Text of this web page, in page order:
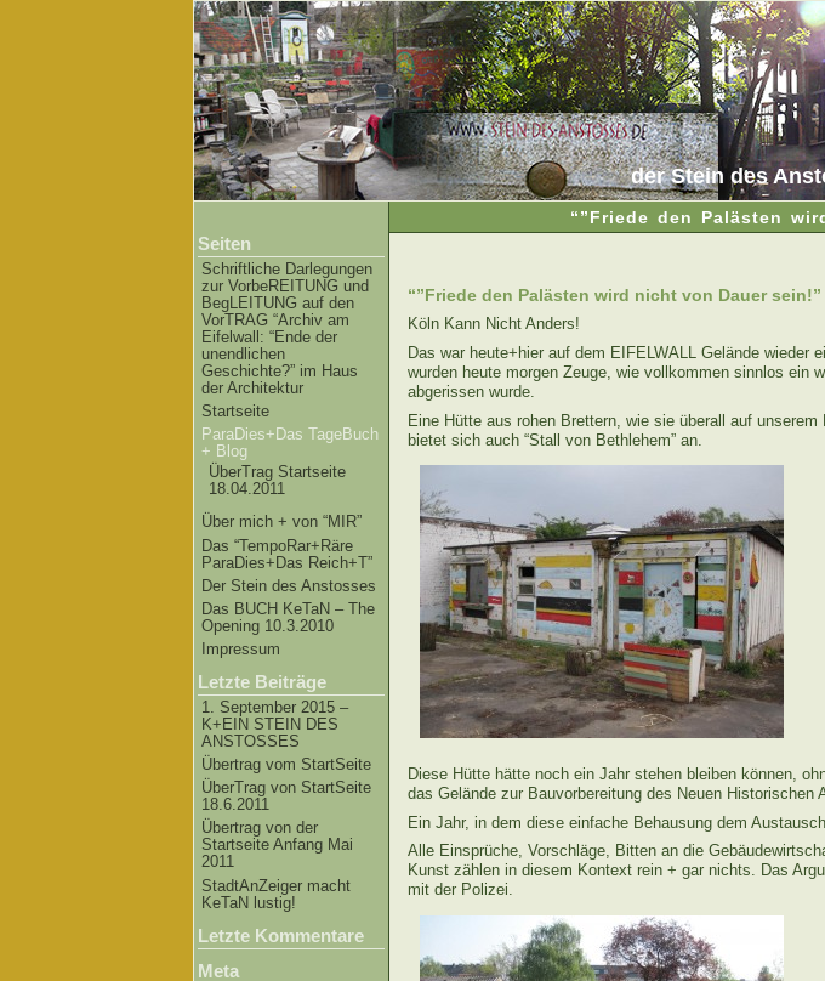
der Stein des
“”Friede den Palästen
Seiten
Schriftliche Darlegungen
zur VorbeREITUNG und
BegLEITUNG auf den
VorTRAG “Archiv am
Eifelwall: “Ende der
unendlichen
Geschichte?” im Haus
der Architektur
Startseite
ParaDies+Das TageBuch
+ Blog
ÜberTrag Startseite
18.04.2011
Über mich + von “MIR”
Das “TempoRar+Räre
ParaDies+Das Reich+T”
Der Stein des Anstosses
Das BUCH KeTaN – The
Opening 10.3.2010
Impressum
Letzte Beiträge
1. September 2015 –
K+EIN STEIN DES
ANSTOSSES
Übertrag vom StartSeite
ÜberTrag von StartSeite
18.6.2011
Übertrag von der
Startseite Anfang Mai
2011
StadtAnZeiger macht
KeTaN lustig!
Letzte Kommentare
Meta
“”Friede den Palästen wird nicht von Dauer sein!”
Köln Kann Nicht Anders!
Das war heute+hier auf dem EIFELWALL Gelände
wurden heute morgen Zeuge, wie vollkommen sinnlos ein
abgerissen wurde.
Eine Hütte aus rohen Brettern, wie sie überall auf
bietet sich auch “Stall von Bethlehem” an.
Diese Hütte hätte noch ein Jahr stehen bleiben können,
das Gelände zur Bauvorbereitung des Neuen Historischen
Ein Jahr, in dem diese einfache Behausung dem
Alle Einsprüche, Vorschläge, Bitten an die
Kunst zählen in diesem Kontext rein + gar nichts. Das
mit der Polizei.